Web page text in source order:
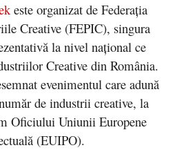
este organizat de Federaţia
Creative (FEPIC), singura
la nivel naţional ce
Creative din România.
evenimentul care adună
de industrii creative, la
Oficiului Uniunii Europene
(EUIPO).